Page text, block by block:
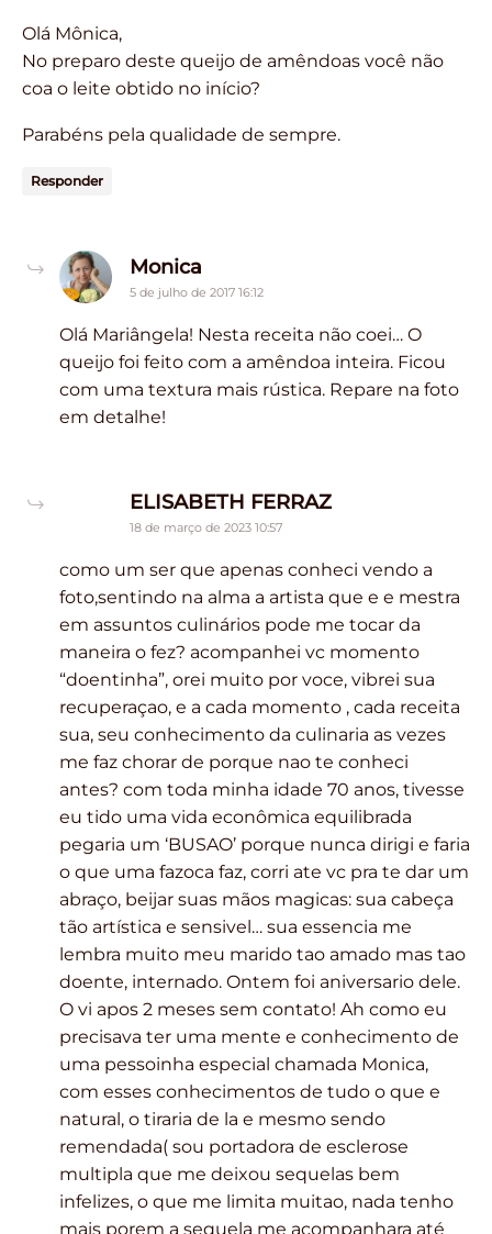
Olá Mônica,
No preparo deste queijo de amêndoas você não
coa o leite obtido no início?
Parabéns pela qualidade de sempre.
Responder
Monica
5 de julho de 2017 16:12
Olá Mariângela! Nesta receita não coei… O
queijo foi feito com a amêndoa inteira. Ficou
com uma textura mais rústica. Repare na foto
em detalhe!
ELISABETH FERRAZsays:
18 de março de 2023 10:57
como um ser que apenas conheci vendo a
foto,sentindo na alma a artista que e e mestra
em assuntos culinários pode me tocar da
maneira o fez? acompanhei vc momento
“doentinha”, orei muito por voce, vibrei sua
recuperaçao, e a cada momento , cada receita
sua, seu conhecimento da culinaria as vezes
me faz chorar de porque nao te conheci
antes? com toda minha idade 70 anos, tivesse
eu tido uma vida econômica equilibrada
pegaria um ‘BUSAO’ porque nunca dirigi e faria
o que uma fazoca faz, corri ate vc pra te dar um
abraço, beijar suas mãos magicas: sua cabeça
tão artística e sensivel… sua essencia me
lembra muito meu marido tao amado mas tao
doente, internado. Ontem foi aniversario dele.
O vi apos 2 meses sem contato! Ah como eu
precisava ter uma mente e conhecimento de
uma pessoinha especial chamada Monica,
com esses conhecimentos de tudo o que e
natural, o tiraria de la e mesmo sendo
remendada( sou portadora de esclerose
multipla que me deixou sequelas bem
infelizes, o que me limita muitao, nada tenho
mais porem a sequela me acompanhara até